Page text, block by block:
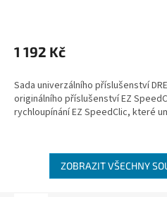
produktu
je
z
5
hvězdiček.
1 192 Kč
Sada univerzálního příslušenství
originálního příslušenství EZ
rychloupínání EZ SpeedClic, které
ZOBRAZIT VŠECHNY